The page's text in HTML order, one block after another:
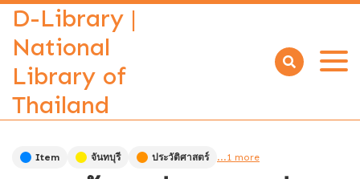
D-Library |
National
Library of
Thailand
Open
Item จันทบุรี ประวัติศาสตร์ ...1 more